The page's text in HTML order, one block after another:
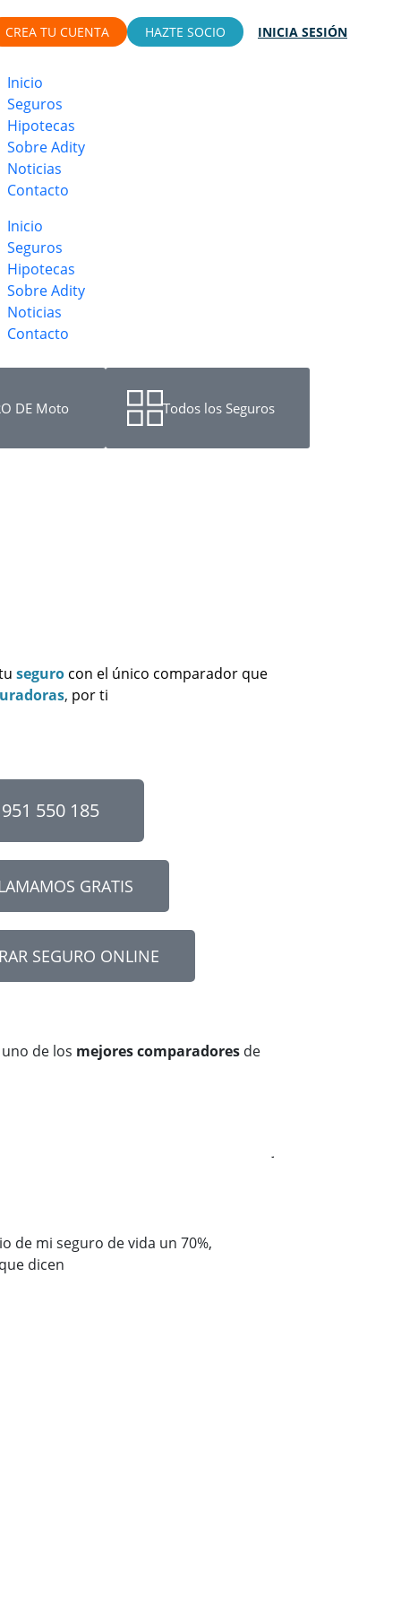
CREA TU CUENTA HAZTE SOCIO INICIA SESIÓN
Inicio
Seguros
Hipotecas
Sobre Adity
Noticias
Contacto
Inicio
Seguros
Hipotecas
Sobre Adity
Noticias
Contacto
DE Moto Todos los Seguros
seguro con el único comparador que
, por ti
951 550 185
GRATIS
SEGURO ONLINE
de los mejores comparadores de
de mi seguro de vida un 70%,
dicen